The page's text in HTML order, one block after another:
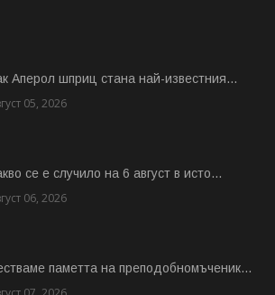
Аперол шприц стана най-известния...
05, 2026
се е случило на 6 август в исто...
06, 2026
паметта на преподобномъченик...